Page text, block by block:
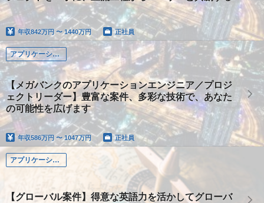
年収842万円 〜 1440万円 正社員
アプリケーション系
【メガバンクのアプリケーションエンジニア／プロジ
ェクトリーダー】豊富な案件、多彩な技術で、あなた
の可能性を広げます
年収586万円 〜 1047万円 正社員
アプリケーション系
【グローバル案件】得意な英語力を活かしてグローバ